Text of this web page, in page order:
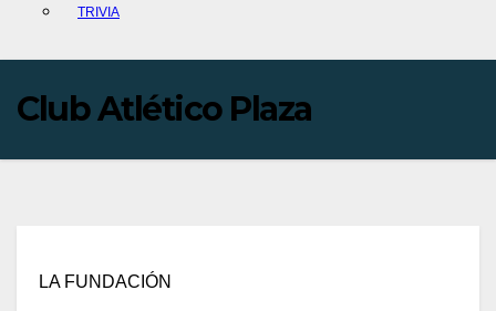
TRIVIA
Club Atlético Plaza
LA FUNDACIÓN